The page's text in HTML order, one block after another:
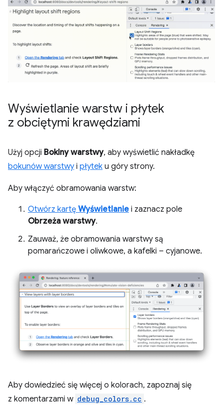
Wyświetlanie warstw i płytek
z obciętymi krawędziami
Użyj opcji Bokiny warstwy, aby wyświetlić nakładkę
bokunów warstwy i płytek u góry strony.
Aby włączyć obramowania warstw:
Otwórz kartę Wyświetlanie i zaznacz pole
Obrzeża warstwy.
Zauważ, że obramowania warstwy są
pomarańczowe i oliwkowe, a kafelki – cyjanowe.
Aby dowiedzieć się więcej o kolorach, zapoznaj się
z komentarzami w debug_colors.cc .